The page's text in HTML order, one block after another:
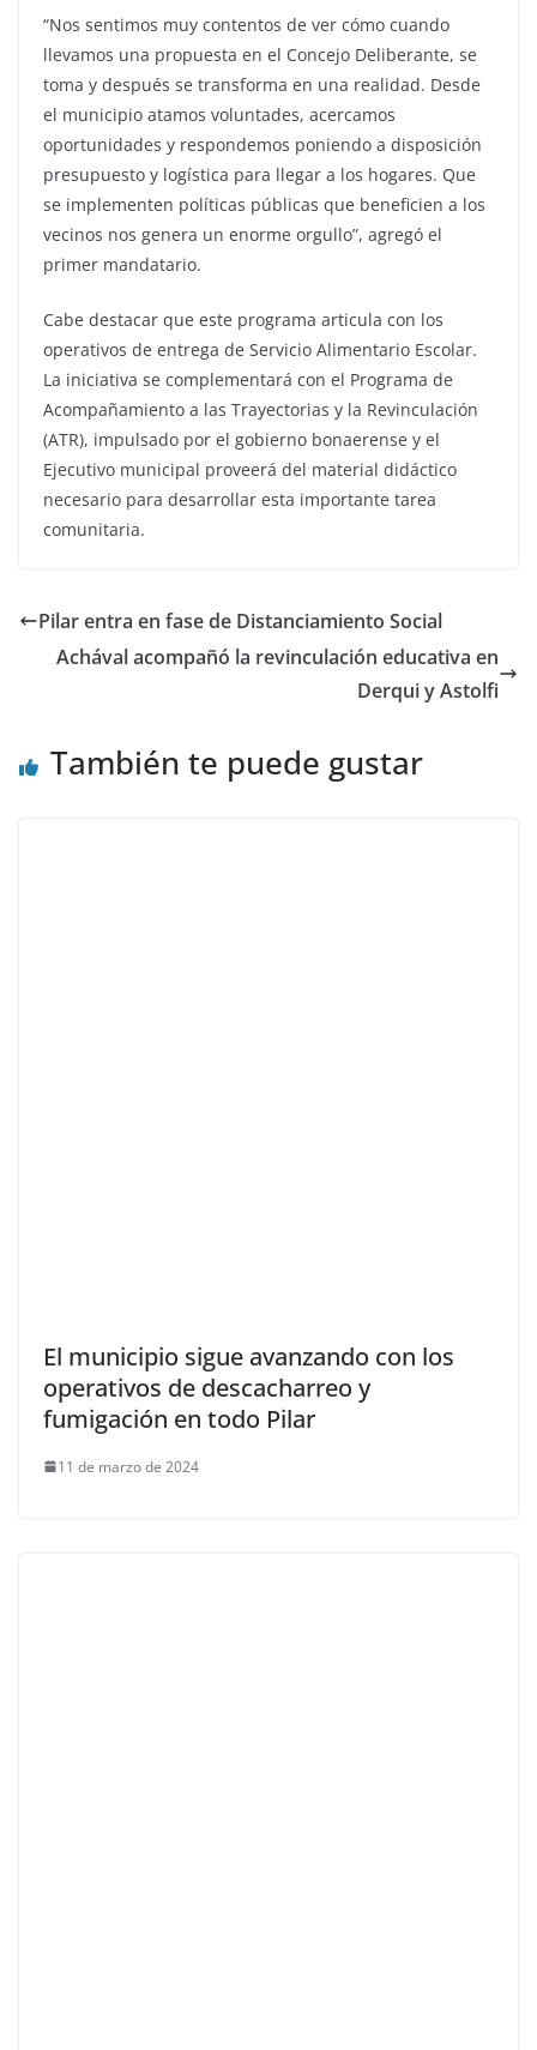
“Nos sentimos muy contentos de ver cómo cuando
llevamos una propuesta en el Concejo Deliberante, se
toma y después se transforma en una realidad. Desde
el municipio atamos voluntades, acercamos
oportunidades y respondemos poniendo a disposición
presupuesto y logística para llegar a los hogares. Que
se implementen políticas públicas que beneficien a los
vecinos nos genera un enorme orgullo”, agregó el
primer mandatario.
Cabe destacar que este programa articula con los
operativos de entrega de Servicio Alimentario Escolar.
La iniciativa se complementará con el Programa de
Acompañamiento a las Trayectorias y la Revinculación
(ATR), impulsado por el gobierno bonaerense y el
Ejecutivo municipal proveerá del material didáctico
necesario para desarrollar esta importante tarea
comunitaria.
Pilar entra en fase de Distanciamiento Social
Achával acompañó la revinculación educativa en
Derqui y Astolfi
También te puede gustar
El municipio sigue avanzando con los
operativos de descacharreo y
fumigación en todo Pilar
11 de marzo de 2024